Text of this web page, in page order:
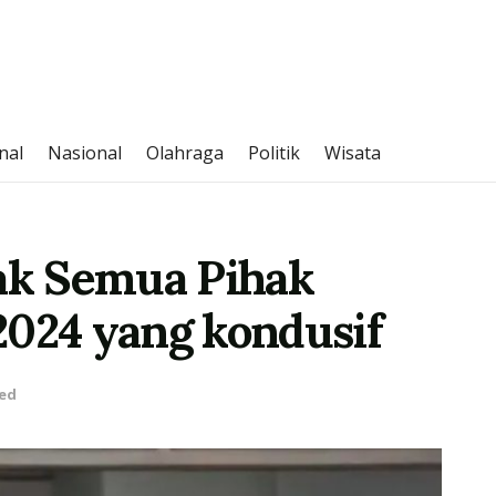
Nasional Olahraga Politik Wisata
Semua Pihak
yang kondusif